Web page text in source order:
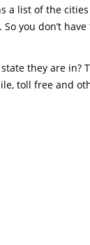
a list of the
you don’t
they are in?
toll free and